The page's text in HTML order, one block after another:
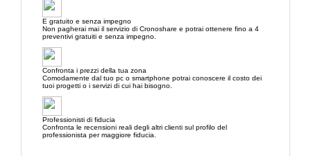
E gratuito e senza impegno
Non pagherai mai il servizio di Cronoshare e potrai ottenere fino a 4
preventivi gratuiti e senza impegno.
Confronta i prezzi della tua zona
Comodamente dal tuo pc o smartphone potrai conoscere il costo dei
tuoi progetti o i servizi di cui hai bisogno.
Professionisti di fiducia
Confronta le recensioni reali degli altri clienti sul profilo del
professionista per maggiore fiducia.